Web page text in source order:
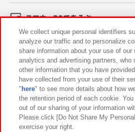
スマホ・PCであそぶ
イベント・キャンペーン
関連会社 サステナビリティ
プライバシーポリシー ウェブアクセ
お取引先さまとともに
We collect unique personal identifiers
analyze our traffic and to personalize
share information about your use of our
analytics and advertising partners, who
other information that you have
have collected from your use of their
" here" to see more details about how
the retention period of each cookie.
out of our sharing of your information
Please click [Do Not Share My
exercise your right.